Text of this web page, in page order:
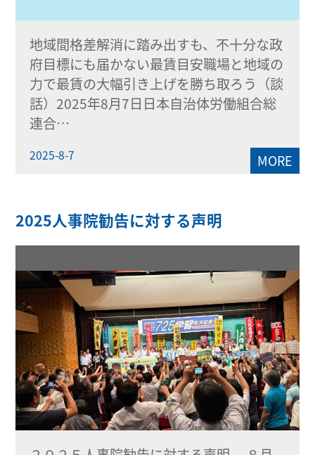
地域間格差解消に踏み出すも、不十分な政
府目標にも届かない最賃目安職場と地域の
力で最賃の大幅引き上げを勝ち取ろう（談
話）2025年8月7日日本自治体労働組合総
連合…
2025-8-7 MORE
2025人事院勧告に対する声明